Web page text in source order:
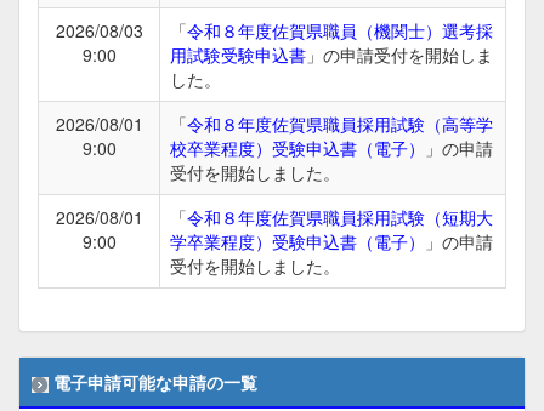
2026/08/03
9:00
「令和８年度佐賀県職員（機関士）選考採
用試験受験申込書 」の申請受付を開始しま
した。
2026/08/01
9:00
「令和８年度佐賀県職員採用試験（高等学
校卒業程度）受験申込書（電子）
」の申請
受付を開始しました。
2026/08/01
9:00
「令和８年度佐賀県職員採用試験（短期大
学卒業程度）受験申込書（電子）
」の申請
受付を開始しました。
電子申請可能な申請の一覧